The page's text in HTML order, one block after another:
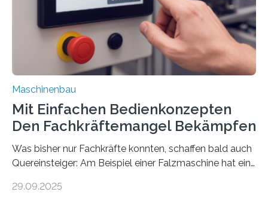
Maschinenbau
Mit Einfachen Bedienkonzepten
Den Fachkräftemangel Bekämpfen
Was bisher nur Fachkräfte konnten, schaffen bald auch
Quereinsteiger: Am Beispiel einer Falzmaschine hat ein
Mensch-Maschine-Schnittstelle so sehr vereinfacht,
29.09.2025